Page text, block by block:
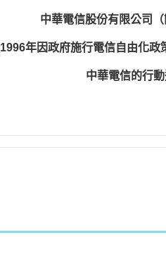
中華電信股份有限公司
1996年因政府施行電信自由化政
中華電信的行